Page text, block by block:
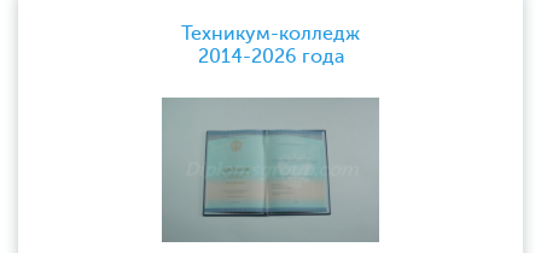
Техникум-колледж
2014-2026 года